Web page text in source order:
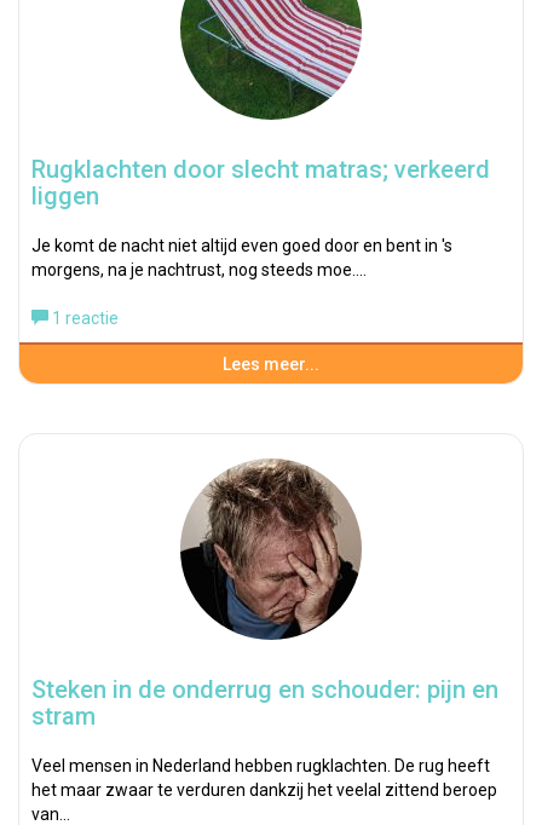
Rugklachten door slecht matras; verkeerd
liggen
Je komt de nacht niet altijd even goed door en bent in 's
morgens, na je nachtrust, nog steeds moe.…
1 reactie
Lees meer...
Steken in de onderrug en schouder: pijn en
stram
Veel mensen in Nederland hebben rugklachten. De rug heeft
het maar zwaar te verduren dankzij het veelal zittend beroep
van…